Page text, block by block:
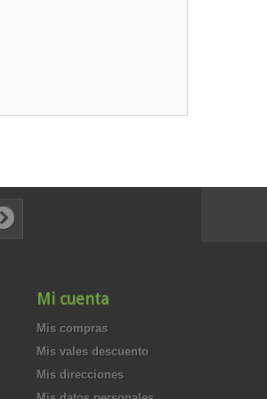
Mi cuenta
Mis compras
Mis vales descuento
Mis direcciones